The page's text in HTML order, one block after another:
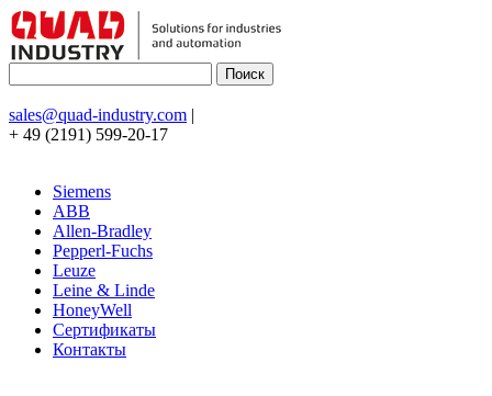
sales@quad-industry.com |
+ 49 (2191) 599-20-17
Siemens
ABB
Allen-Bradley
Pepperl-Fuchs
Leuze
Leine & Linde
HoneyWell
Сертификаты
Контакты